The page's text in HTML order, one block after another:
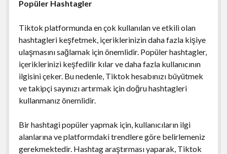
Popüler Hashtagler
Tiktok platformunda en çok kullanılan ve etkili olan
hashtagleri keşfetmek, içeriklerinizin daha fazla kişiye
ulaşmasını sağlamak için önemlidir. Popüler hashtagler,
içeriklerinizi keşfedilir kılar ve daha fazla kullanıcının
ilgisini çeker. Bu nedenle, Tiktok hesabınızı büyütmek
ve takipçi sayınızı artırmak için doğru hashtagleri
kullanmanız önemlidir.
Bir hashtagi popüler yapmak için, kullanıcıların ilgi
alanlarına ve platformdaki trendlere göre belirlemeniz
gerekmektedir. Hashtag araştırması yaparak, Tiktok